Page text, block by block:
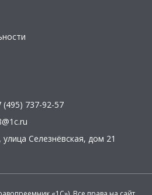
(495) 737-92-57
, улица Селезнёвская, дом 21